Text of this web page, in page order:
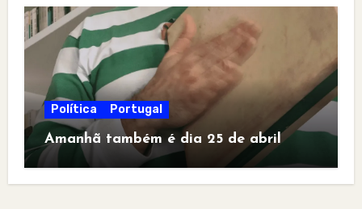
Política Portugal
Amanhã também é dia 25 de abril